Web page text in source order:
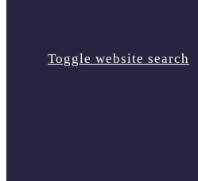
Toggle website search